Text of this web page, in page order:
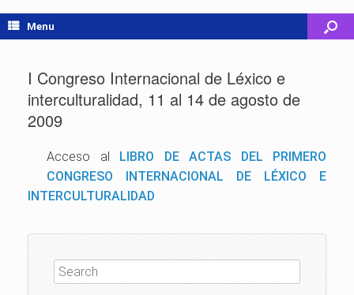
Menu
I Congreso Internacional de Léxico e
interculturalidad, 11 al 14 de agosto de
2009
Acceso al LIBRO DE ACTAS DEL PRIMERO
CONGRESO INTERNACIONAL DE LÉXICO E
INTERCULTURALIDAD